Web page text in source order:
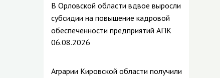
В Орловской области вдвое выросли
субсидии на повышение кадровой
обеспеченности предприятий АПК
06.08.2026
Аграрии Кировской области получили